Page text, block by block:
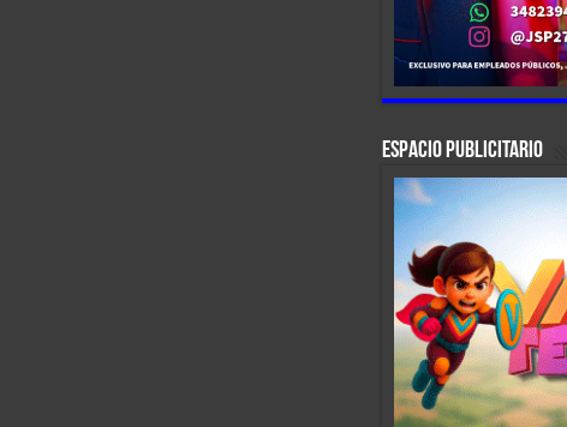
ESPACIO PUBLICITARIO